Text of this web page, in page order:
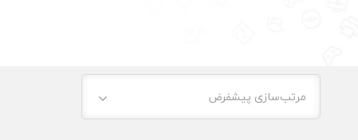
مرتب‌سازی پیشفرض